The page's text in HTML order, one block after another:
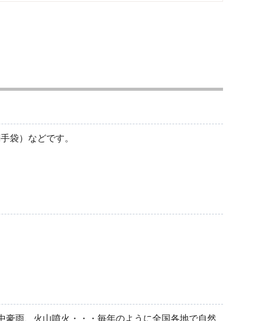
袋）などです。
雨、火山噴火・・・毎年のように全国各地で自然